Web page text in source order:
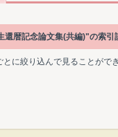
暦記念論文集(共編)"の索
に絞り込んで見ることがで